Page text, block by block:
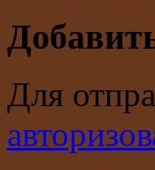
Для